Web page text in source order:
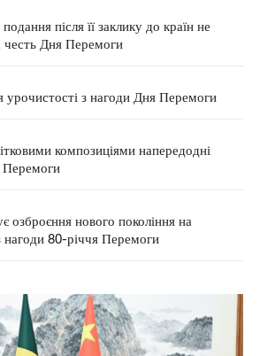
після її заклику до країн не
честь Дня Перемоги
урочистості з нагоди Дня Перемоги
композиціями напередодні
Перемоги
озброєння нового покоління на
нагоди 80-річчя Перемоги